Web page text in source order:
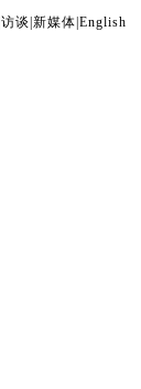
访谈 新媒体 English